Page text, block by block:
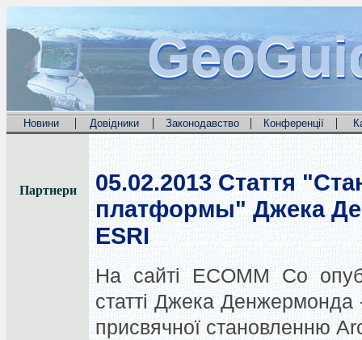
Новини | Довідники | Законодавство | Конференції |
Партнери 05.02.2013 Стаття
платформы" Джека
ESRI
На сайті ECOMM Co
статті Джека
присвячної становленню